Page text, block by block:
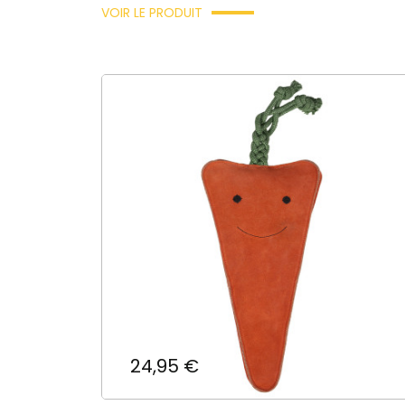
VOIR LE PRODUIT
Prix
24,95 €